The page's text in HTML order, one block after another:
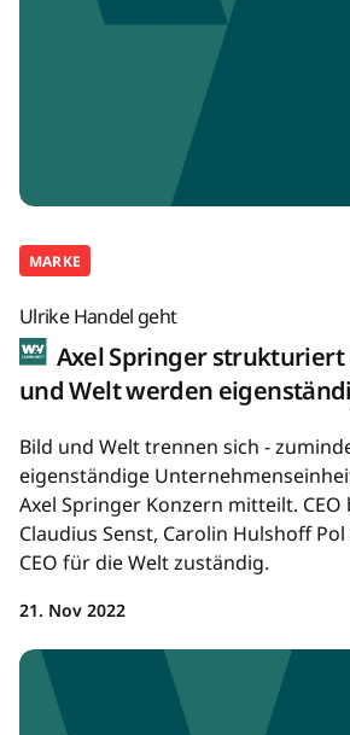
MARKE
Ulrike Handel geht
Axel Springer strukturiert
und Welt werden
Bild und Welt trennen sich -
eigenständige
Axel Springer Konzern mitteilt. CEO
Claudius Senst, Carolin Hulshoff
CEO für die Welt zuständig.
21. Nov 2022